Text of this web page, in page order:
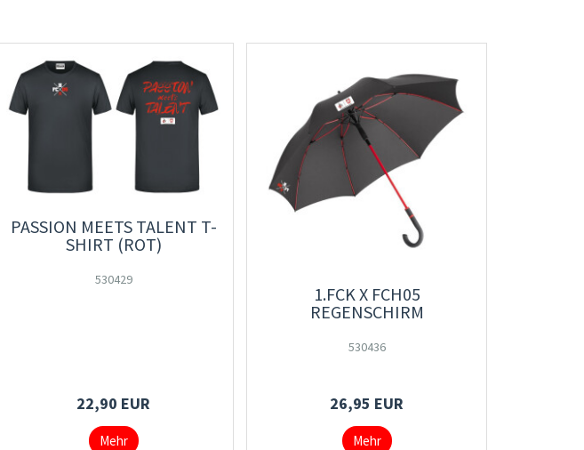
PASSION MEETS TALENT T-
SHIRT (ROT)
530429
22,90 EUR
Mehr
1.FCK X FCH05
REGENSCHIRM
530436
26,95 EUR
Mehr